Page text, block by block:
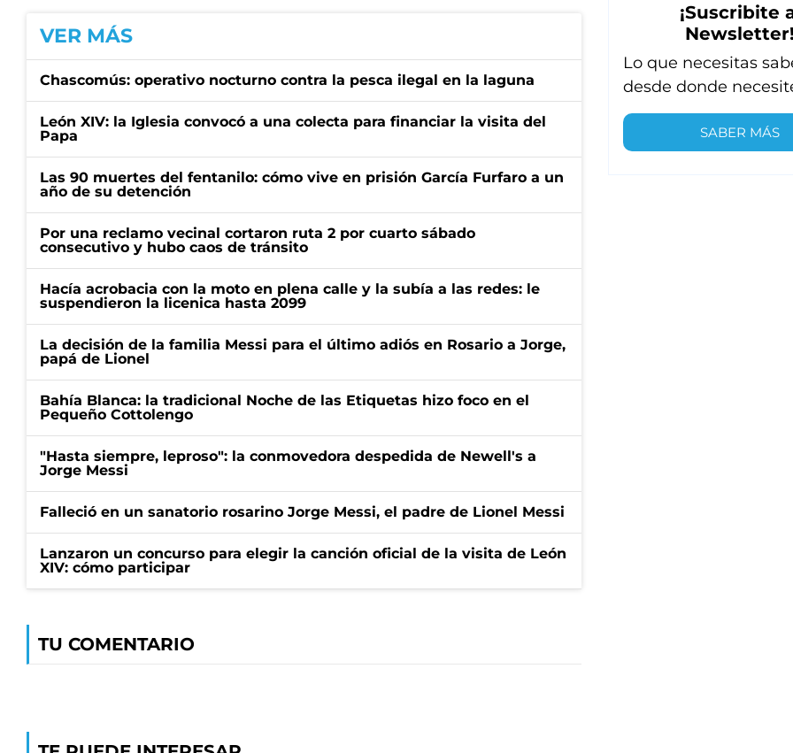
VER MÁS
Chascomús: operativo nocturno contra la pesca ilegal en la laguna
León XIV: la Iglesia convocó a una colecta para financiar la visita del
Papa
Las 90 muertes del fentanilo: cómo vive en prisión García Furfaro a un
año de su detención
Por una reclamo vecinal cortaron ruta 2 por cuarto sábado
consecutivo y hubo caos de tránsito
Hacía acrobacia con la moto en plena calle y la subía a las redes: le
suspendieron la licenica hasta 2099
La decisión de la familia Messi para el último adiós en Rosario a Jorge,
papá de Lionel
Bahía Blanca: la tradicional Noche de las Etiquetas hizo foco en el
Pequeño Cottolengo
"Hasta siempre, leproso": la conmovedora despedida de Newell's a
Jorge Messi
Falleció en un sanatorio rosarino Jorge Messi, el padre de Lionel Messi
Lanzaron un concurso para elegir la canción oficial de la visita de León
XIV: cómo participar
TU COMENTARIO
¡Suscribite
Newsletter!
Lo que necesitas
desde donde
SABER MÁS